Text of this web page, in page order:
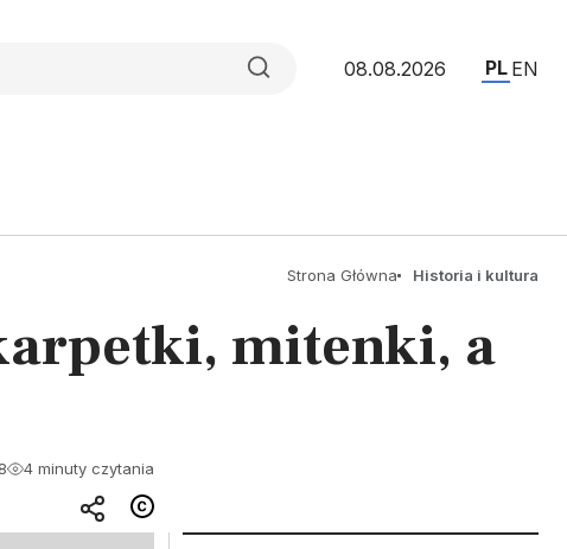
08.08.2026 PL EN
Strona Główna Historia i kultura
mitenki, a
4 minuty czytania